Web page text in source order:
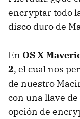
encryptar todo
disco duro de
En OS X
2, el cual nos
de nuestro
con una llave
opción de